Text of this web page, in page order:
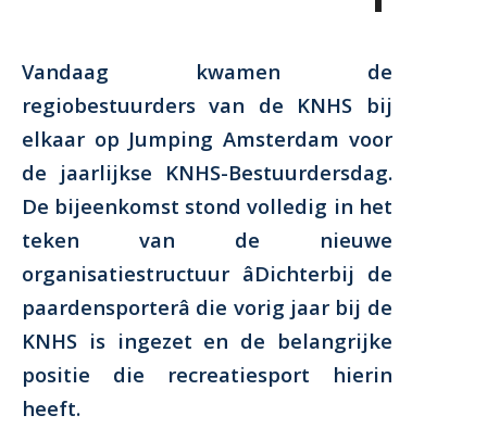
Vandaag kwamen de
regiobestuurders van de KNHS bij
elkaar op Jumping Amsterdam voor
de jaarlijkse KNHS-Bestuurdersdag.
De bijeenkomst stond volledig in het
teken van de nieuwe
organisatiestructuur âDichterbij de
paardensporterâ die vorig jaar bij de
KNHS is ingezet en de belangrijke
positie die recreatiesport hierin
heeft.